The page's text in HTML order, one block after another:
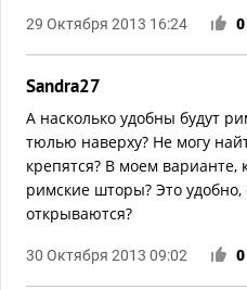
29 Октября 2013 16:24 0
Sandra27
А насколько удобны будут
тюлью наверху? Не могу
крепятся? В моем
римские шторы? Это
открываются?
30 Октября 2013 09:02 0